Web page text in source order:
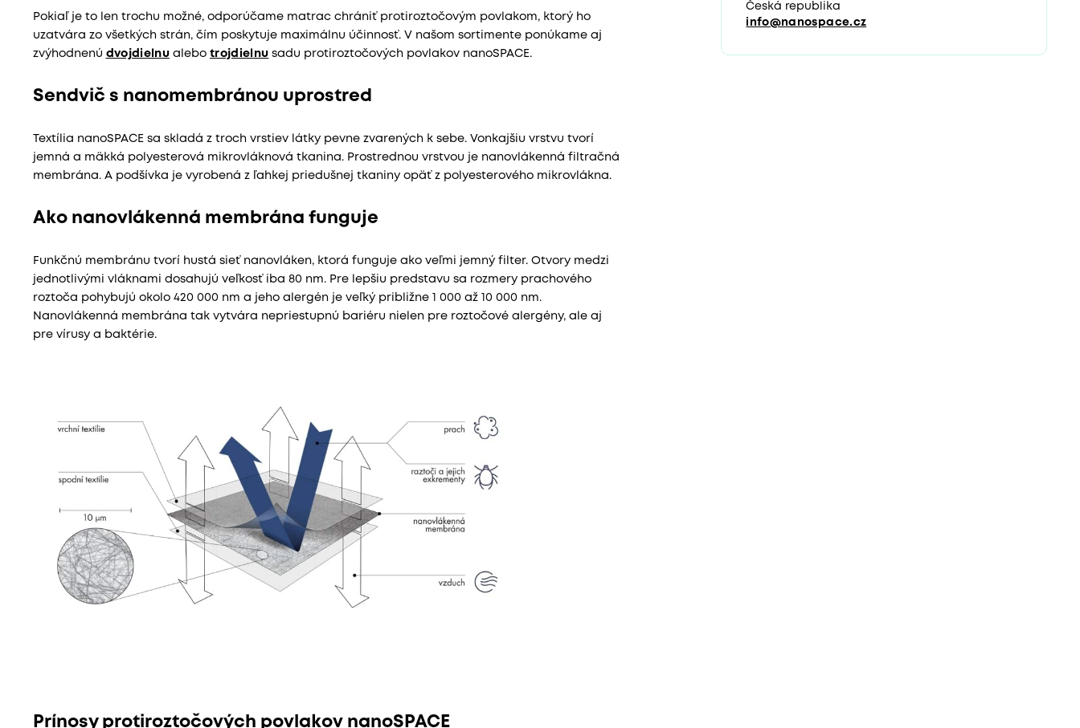
Pokiaľ je to len trochu možné, odporúčame matrac chrániť protiroztočovým povlakom, ktorý ho
uzatvára zo všetkých strán, čím poskytuje maximálnu účinnosť. V našom sortimente ponúkame aj
zvýhodnenú dvojdielnualebo trojdielnu sadu protiroztočových povlakov nanoSPACE.
Sendvič s nanomembránou uprostred
Textília nanoSPACE sa skladá z troch vrstiev látky pevne zvarených k sebe. Vonkajšiu vrstvu tvorí
jemná a mäkká polyesterová mikrovláknová tkanina. Prostrednou vrstvou je nanovlákenná filtračná
membrána. A podšívka je vyrobená z ľahkej priedušnej tkaniny opäť z polyesterového mikrovlákna.
Ako nanovlákenná membrána funguje
Funkčnú membránu tvorí hustá sieť nanovláken, ktorá funguje ako veľmi jemný filter. Otvory medzi
jednotlivými vláknami dosahujú veľkosť iba 80 nm. Pre lepšiu predstavu sa rozmery prachového
roztoča pohybujú okolo 420 000 nm a jeho alergén je veľký približne 1 000 až 10 000 nm.
Nanovlákenná membrána tak vytvára nepriestupnú bariéru nielen pre roztočové alergény, ale aj
pre vírusy a baktérie.
Prínosy protiroztočových povlakov nanoSPACE
Česká republika
info@nanospace.cz